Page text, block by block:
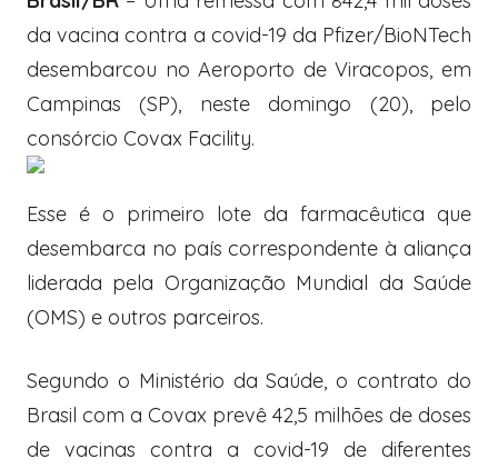
da vacina contra a covid-19 da Pfizer/BioNTech
desembarcou no Aeroporto de Viracopos, em
Campinas (SP), neste domingo (20), pelo
consórcio Covax Facility.
Esse é o primeiro lote da farmacêutica que
desembarca no país correspondente à aliança
liderada pela Organização Mundial da Saúde
(OMS) e outros parceiros.
Segundo o Ministério da Saúde, o contrato do
Brasil com a Covax prevê 42,5 milhões de doses
de vacinas contra a covid-19 de diferentes